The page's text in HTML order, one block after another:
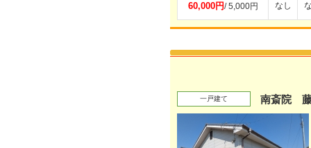
60,000円/ 5,000円 なし
一戸建て 南斎院